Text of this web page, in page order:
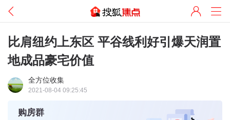
比肩纽约上东区 平谷线利好引爆天润置
地成品豪宅价值
全方位收集
2021-08-04 09:25:45
购房群